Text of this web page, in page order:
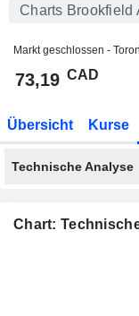
Charts Brookfield
Markt geschlossen -
73,19 CAD
Übersicht Kurse
Technische Analyse
Chart: